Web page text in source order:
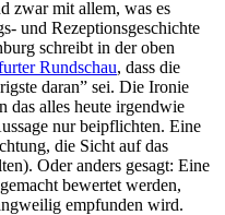
zwar mit allem, was es
und Rezeptionsgeschichte
schreibt in der oben
Rundschau, dass die
daran” sei. Die Ironie
das alles heute irgendwie
nur beipflichten. Eine
die Sicht auf das
Oder anders gesagt: Eine
bewertet werden,
empfunden wird.